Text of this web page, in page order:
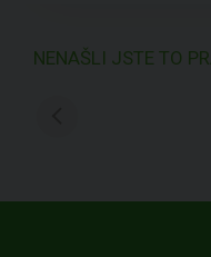
NENAŠLI JSTE TO